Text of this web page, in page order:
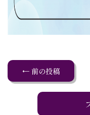
← 前の投稿